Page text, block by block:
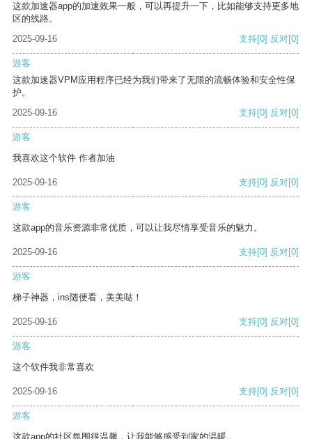
这款加速器app的加速效果一般，可以再提升一下，比如能够支持更多地
区的线路。
2025-09-16
支持[0] 反对[0]
游客
这款加速器VPM应用程序已经为我们带来了无限的流畅体验和安全性保
护。
2025-09-16
支持[0] 反对[0]
游客
我喜欢这个软件 作者加油
2025-09-16 支持[0] 反对[0]
游客
这款app的音乐资源非常优质，可以让我尽情享受音乐的魅力。
2025-09-16 支持[0] 反对[0]
游客
梯子神器，ins随便看，美美哒！
2025-09-16 支持[0] 反对[0]
游客
这个软件我非常喜欢
2025-09-16 支持[0] 反对[0]
游客
这款app的社区氛围很温馨，让我能够感受到家的温暖。